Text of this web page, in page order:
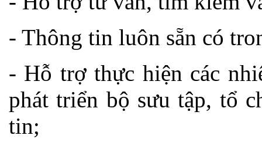
- Thông tin luôn sẵn có
- Hỗ trợ thực hiện các
phát triển bộ sưu tập, tổ
tin;